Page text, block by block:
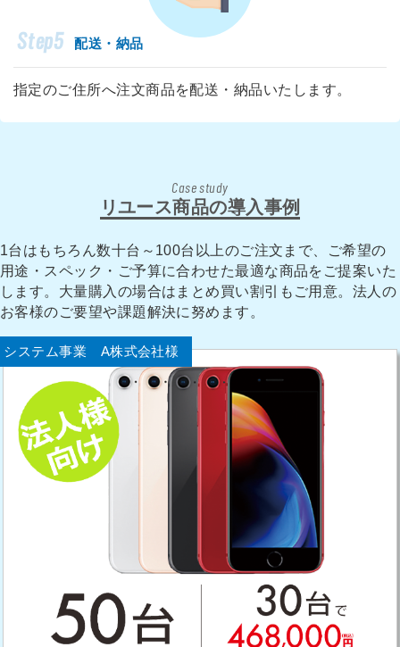
Step5 配送・納品
指定のご住所へ注文商品を配送・納品いたします。
Case study
リユース商品の導入事例
1台はもちろん数十台～100台以上のご注文まで、ご希望の
用途・スペック・ご予算に合わせた最適な商品をご提案いた
します。大量購入の場合はまとめ買い割引もご用意。法人の
お客様のご要望や課題解決に努めます。
システム事業 A株式会社様